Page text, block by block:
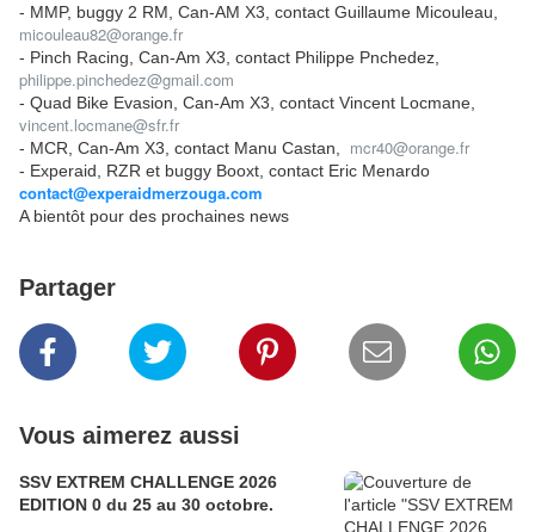
- MMP, buggy 2 RM, Can-AM X3, contact Guillaume Micouleau,
micouleau82@orange.fr
- Pinch Racing, Can-Am X3, contact Philippe Pnchedez,
philippe.pinchedez@gmail.com
- Quad Bike Evasion, Can-Am X3, contact Vincent Locmane,
vincent.locmane@sfr.fr
- MCR, Can-Am X3, contact Manu Castan, mcr40@orange.fr
- Experaid, RZR et buggy Booxt, contact Eric Menardo
contact@experaidmerzouga.com
A bientôt pour des prochaines news
Partager
Vous aimerez aussi
SSV EXTREM CHALLENGE 2026
EDITION 0 du 25 au 30 octobre.